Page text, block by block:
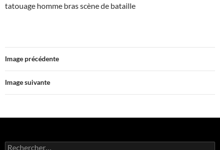
tatouage homme bras scène de bataille
Image précédente
Image suivante
Rechercher :